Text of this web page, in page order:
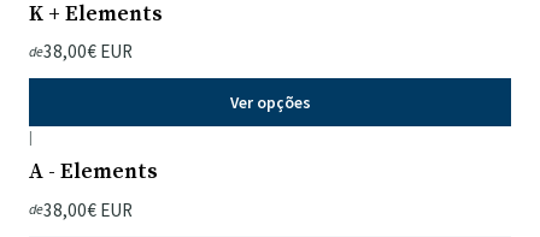
K + Elements
de38,00€ EUR
Ver opções
|
A - Elements
de38,00€ EUR